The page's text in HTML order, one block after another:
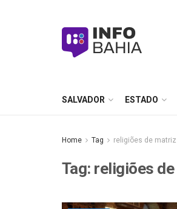
SALVADOR ESTADO
Home Tag religiões de
Tag: religiões